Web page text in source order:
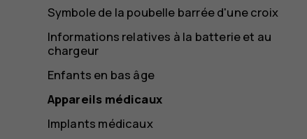
Symbole de la poubelle barrée d'une croix
Informations relatives à la batterie et au
chargeur
Enfants en bas âge
Appareils médicaux
Implants médicaux